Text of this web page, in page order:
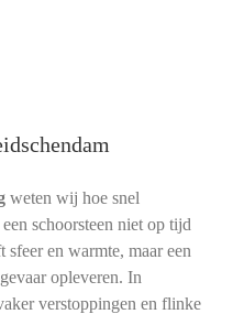
weten wij hoe snel
schoorsteen niet op tijd
en warmte, maar een
opleveren. In
verstoppingen en flinke